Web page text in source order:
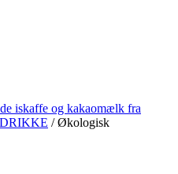
iskaffe og kakaomælk fra
/Økologisk